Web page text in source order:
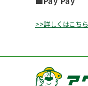
>>詳しくはこちら